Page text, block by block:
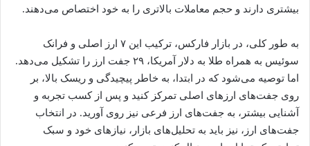
بیشتری دارند و حجم معاملات بالاتری را به خود اختصاص می‌دهند.
به طور کلی، در بازار فارکس، ترکیب این ۷ ارز اصلی و فرانک
سوئیس به همراه طلا به دلار آمریکا، ۲۹ جفت ارز را تشکیل می‌دهد.
اما توصیه می‌شود که در ابتدا، به خاطر پیچیدگی و ریسک بالا، بر
روی جفت‌های ارزهای اصلی تمرکز کنید و پس از کسب تجربه و
آشنایی بیشتر، به جفت‌های ارز فرعی نیز روی آورید. در انتخاب
جفت‌های ارز، نیز باید به تحلیل‌های بازار، نیازهای خود و سبک